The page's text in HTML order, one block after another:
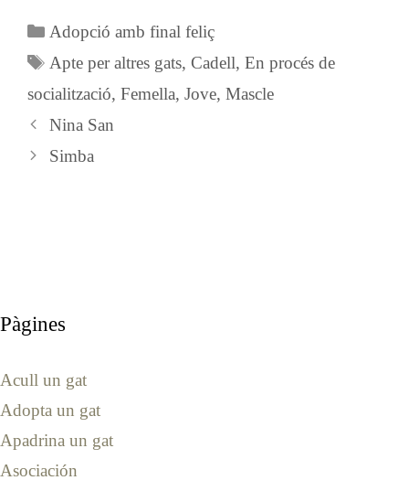
Categories
Adopció amb final feliç
Etiquetes
Apte per altres gats,Cadell,En procés de
socialització, Femella, Jove, Mascle
Nina San
Simba
Pàgines
Acull un gat
Adopta un gat
Apadrina un gat
Asociación